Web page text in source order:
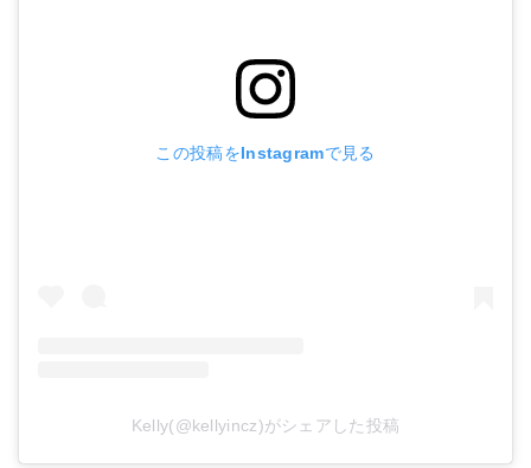
この投稿をInstagramで見る
Kelly(@kellyincz)がシェアした投稿